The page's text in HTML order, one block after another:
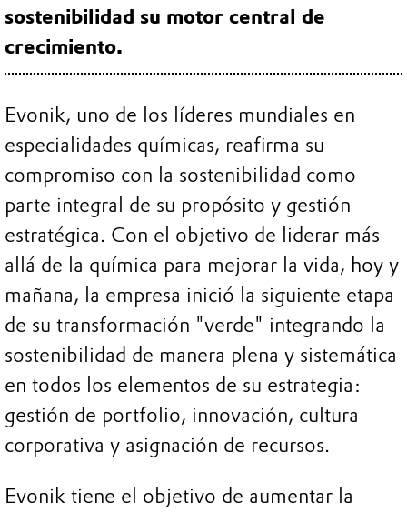
sostenibilidad su motor central de
crecimiento.
Evonik, uno de los líderes mundiales en
especialidades químicas, reafirma su
compromiso con la sostenibilidad como
parte integral de su propósito y gestión
estratégica. Con el objetivo de liderar más
allá de la química para mejorar la vida, hoy y
mañana, la empresa inició la siguiente etapa
de su transformación "verde" integrando la
sostenibilidad de manera plena y sistemática
en todos los elementos de su estrategia:
gestión de portfolio, innovación, cultura
corporativa y asignación de recursos.
Evonik tiene el objetivo de aumentar la